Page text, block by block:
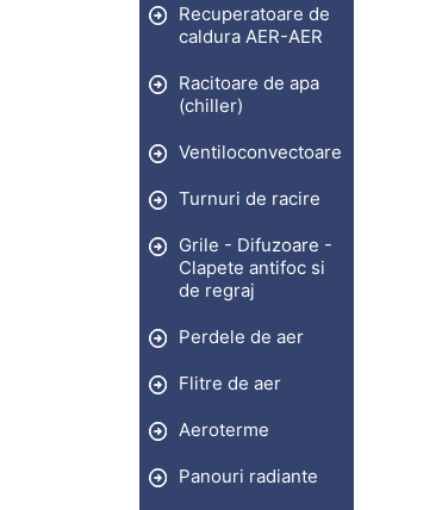
Recuperatoare de
caldura AER-AER
Racitoare de apa
(chiller)
Ventiloconvectoare
Turnuri de racire
Grile - Difuzoare -
Clapete antifoc si
de regraj
Perdele de aer
Flitre de aer
Aeroterme
Panouri radiante